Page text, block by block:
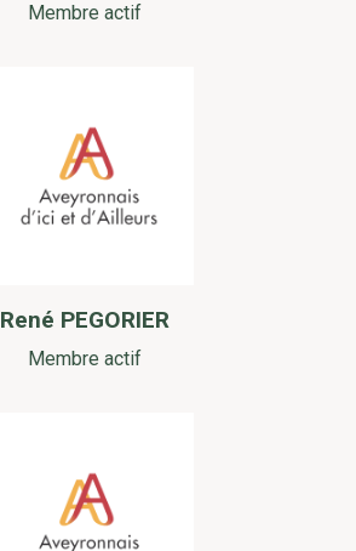
Membre actif
René PEGORIER
Membre actif